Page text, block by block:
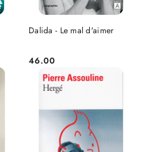
Dalida - Le mal d'aimer
Cena:
46.00
DO KOSZYKA